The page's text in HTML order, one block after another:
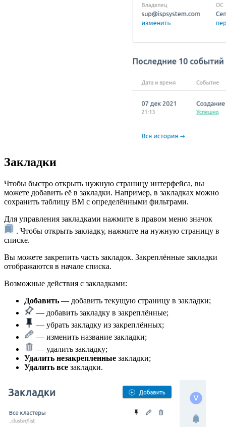
Закладки
Чтобы быстро открыть нужную страницу интерфейса, вы
можете добавить её в закладки. Например, в закладках можно
сохранить таблицу ВМ с определёнными фильтрами.
Для управления закладками нажмите в правом меню значок
. Чтобы открыть закладку, нажмите на нужную страницу в
списке.
Вы можете закрепить часть закладок. Закреплённые закладки
отображаются в начале списка.
Возможные действия с закладками:
Добавить — добавить текущую страницу в закладки;
— добавить закладку в закреплённые;
— убрать закладку из закреплённых;
— изменить название закладки;
— удалить закладку;
Удалить незакрепленные закладки;
Удалить все закладки.